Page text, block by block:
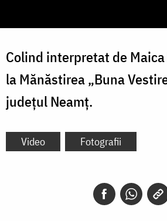
Colind interpretat de
la Mănăstirea „Buna
județul Neamț.
Video Fotografii